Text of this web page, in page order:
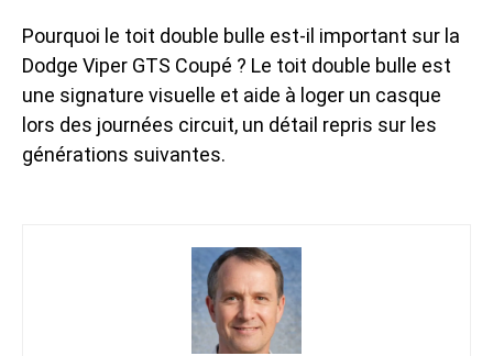
Pourquoi le toit double bulle est-il important sur la
Dodge Viper GTS Coupé ? Le toit double bulle est
une signature visuelle et aide à loger un casque
lors des journées circuit, un détail repris sur les
générations suivantes.